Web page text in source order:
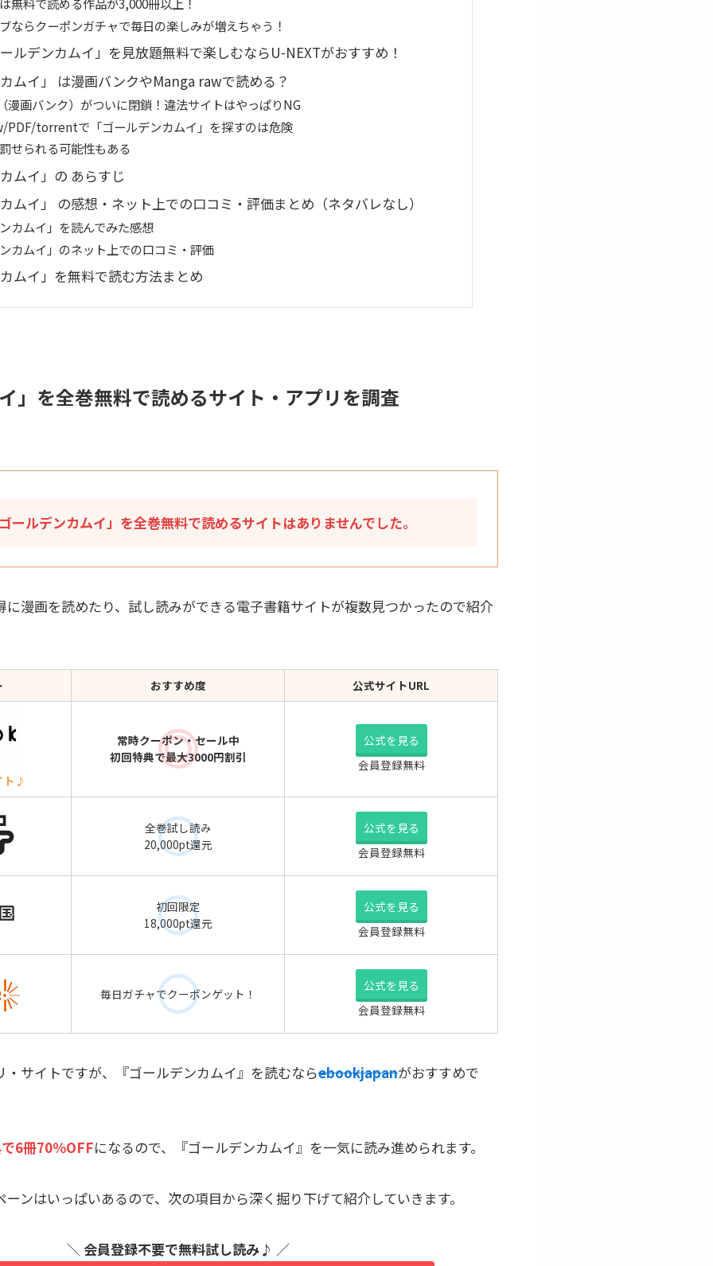
ならクーポンガチャで毎日の楽しみが増えちゃう！
ルデンカムイ」を見放題無料で楽しむならU-NEXTがおすすめ！
ムイ」 は漫画バンクやManga rawで読める？
漫画バンク）がついに閉鎖！違法サイトはやっぱりNG
torrentで「ゴールデンカムイ」を探すのは危険
せられる可能性もある
ムイ」の あらすじ
ムイ」 の感想・ネット上での口コミ・評価まとめ（ネタバレなし）
カムイ」を読んでみた感想
カムイ」のネット上での口コミ・評価
ムイ」を無料で読む方法まとめ
」を全巻無料で読めるサイト・アプリを調査
ールデンカムイ」を全巻無料で読めるサイトはありませんでした。
漫画を読めたり、試し読みができる電子書籍サイトが複数見つかったので紹介
おすすめ度 公式サイトURL
ト♪
常時クーポン・セール中
初回特典で最大3000円割引
公式を見る
会員登録無料
全巻試し読み
20,000pt還元
公式を見る
会員登録無料
初回限定
18,000pt還元
公式を見る
会員登録無料
毎日ガチャでクーポンゲット！
公式を見る
会員登録無料
サイトですが、『ゴールデンカムイ』を読むならebookjapanがおすすめで
6冊70％OFFになるので、『ゴールデンカムイ』を一気に読み進められます。
ンはいっぱいあるので、次の項目から深く掘り下げて紹介していきます。
＼ 会員登録不要で無料試し読み♪ ／